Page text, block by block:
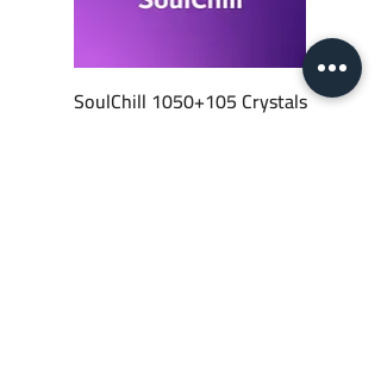
SoulChill 1050+105 Crystals